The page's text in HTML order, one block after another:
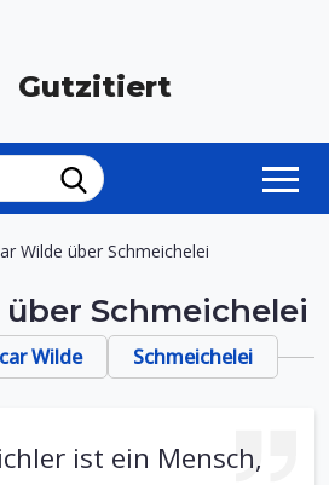
Gutzitiert
Wilde über Schmeichelei
Schmeichelei
Wilde Schmeichelei
ist ein Mensch,